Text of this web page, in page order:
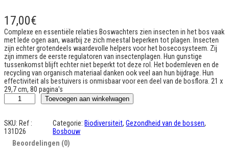
17,00€
Complexe en essentiële relaties Boswachters zien insecten in het bos vaak
met lede ogen aan, waarbij ze zich meestal beperken tot plagen. Insecten
zijn echter grotendeels waardevolle helpers voor het bosecosysteem. Zij
zijn immers de eerste regulatoren van insectenplagen. Hun gunstige
tussenkomst blijft echter niet beperkt tot deze rol. Het bodemleven en de
recycling van organisch materiaal danken ook veel aan hun bijdrage. Hun
effectiviteit als bestuivers is onmisbaar voor een deel van de bosflora. 21 x
29,7 cm, 80 pagina's
n
e
c
Toevoegen aan winkelwagen
SKU: Ref :
131D26
Categorie: Biodiversiteit, Gezondheid van de bossen
Bosbouw
Beoordelingen (0)